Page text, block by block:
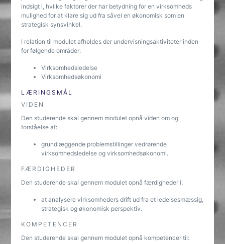
indsigt i, hvilke faktorer der har betydning for en virksomheds
mulighed for at klare sig ud fra såvel en økonomisk som en
strategisk synsvinkel.
I relation til modulet afholdes der undervisningsaktiviteter inden
for følgende områder:
Virksomhedsledelse
Virksomhedsøkonomi
LÆRINGSMÅL
VIDEN
Den studerende skal gennem modulet opnå viden om og
forståelse af:
grundlæggende problemstillinger vedrørende
virksomhedsledelse og virksomhedsøkonomi.
FÆRDIGHEDER
Den studerende skal gennem modulet opnå færdigheder i:
at analysere virksomheders drift ud fra et ledelsesmæssig,
strategisk og økonomisk perspektiv.
KOMPETENCER
Den studerende skal gennem modulet opnå kompetencer til: